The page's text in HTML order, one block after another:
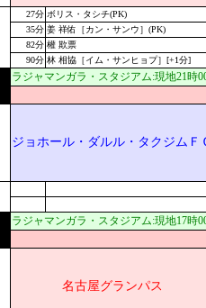
27分 ボリス・タシチ(PK)
35分 姜 祥佑［カン・サンウ］(PK)
82分 權 欺票
90分 林 相協［イム・サンヒョプ］[+1分]
ラジャマンガラ・スタジアム:現地21時
ジョホール・ダルル・タクジムＦ
ラジャマンガラ・スタジアム:現地17時
名古屋グランパス